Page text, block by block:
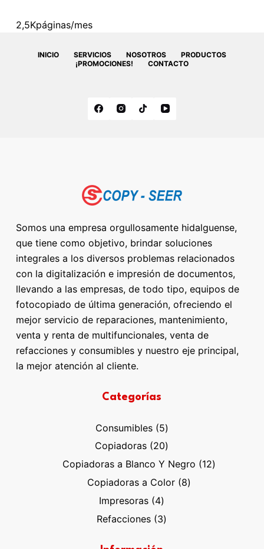
2,5Kpáginas/mes
INICIO SERVICIOS NOSOTROS
PRODUCTOS
¡PROMOCIONES!
CONTACTO
Somos una empresa orgullosamente hidalguense,
que tiene como objetivo, brindar soluciones
integrales a los diversos problemas relacionados
con la digitalización e impresión de documentos,
llevando a las empresas, de todo tipo, equipos de
fotocopiado de última generación, ofreciendo el
mejor servicio de reparaciones, mantenimiento,
venta y renta de multifuncionales, venta de
refacciones y consumibles y nuestro eje principal,
la mejor atención al cliente.
Categorías
Consumibles 55
productos
Copiadoras 2020
productos
Copiadoras a Blanco Y Negro 1212
Copiadoras a Color 88
Impresoras 44
productos
Refacciones 33